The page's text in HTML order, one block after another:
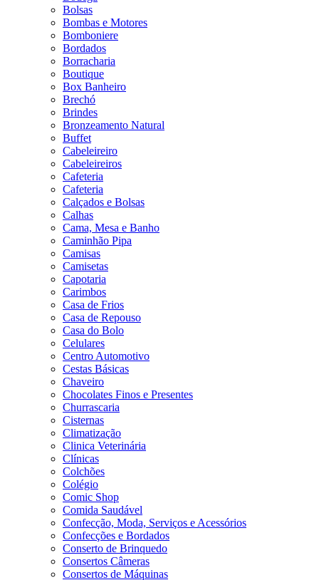
Bolsas
Bombas e Motores
Bomboniere
Bordados
Borracharia
Boutique
Box Banheiro
Brechó
Brindes
Bronzeamento Natural
Buffet
Cabeleireiro
Cabeleireiros
Cafeteria
Cafeteria
Calçados e Bolsas
Calhas
Cama, Mesa e Banho
Caminhão Pipa
Camisas
Camisetas
Capotaria
Carimbos
Casa de Frios
Casa de Repouso
Casa do Bolo
Celulares
Centro Automotivo
Cestas Básicas
Chaveiro
Chocolates Finos e Presentes
Churrascaria
Cisternas
Climatização
Clinica Veterinária
Clínicas
Colchões
Colégio
Comic Shop
Comida Saudável
Confecção, Moda, Serviços e Acessórios
Confecções e Bordados
Conserto de Brinquedo
Consertos Câmeras
Consertos de Máquinas